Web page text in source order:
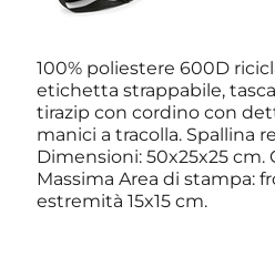
100% poliestere 600D
etichetta strappabile,
tirazip con cordino con
manici a tracolla. Spallina
Dimensioni: 50x25x25 cm.
Massima Area di stampa:
estremità 15x15 cm.